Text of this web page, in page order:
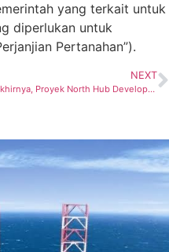
yang terkait untuk
diperlukan untuk
Pertanahan”).
NEXT
Akhirnya, Proyek North Hub Development Project Lepas Pantai Kalimantan Timur Jadi PSN